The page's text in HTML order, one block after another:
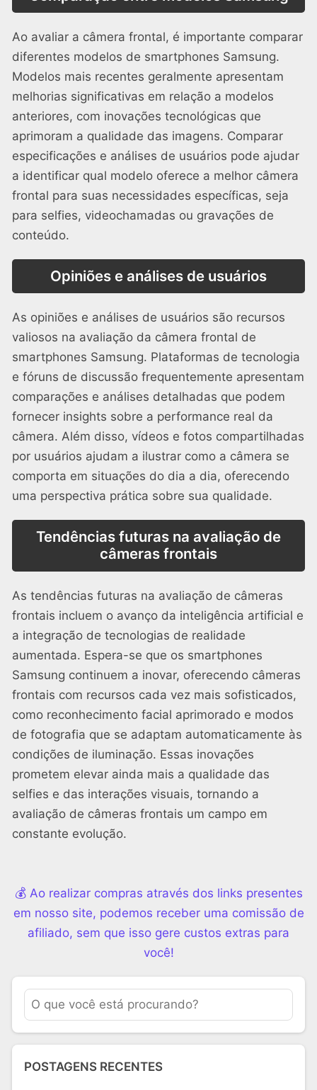
Ao avaliar a câmera frontal, é importante comparar
diferentes modelos de smartphones Samsung.
Modelos mais recentes geralmente apresentam
melhorias significativas em relação a modelos
anteriores, com inovações tecnológicas que
aprimoram a qualidade das imagens. Comparar
especificações e análises de usuários pode ajudar
a identificar qual modelo oferece a melhor câmera
frontal para suas necessidades específicas, seja
para selfies, videochamadas ou gravações de
conteúdo.
Opiniões e análises de usuários
As opiniões e análises de usuários são recursos
valiosos na avaliação da câmera frontal de
smartphones Samsung. Plataformas de tecnologia
e fóruns de discussão frequentemente apresentam
comparações e análises detalhadas que podem
fornecer insights sobre a performance real da
câmera. Além disso, vídeos e fotos compartilhadas
por usuários ajudam a ilustrar como a câmera se
comporta em situações do dia a dia, oferecendo
uma perspectiva prática sobre sua qualidade.
Tendências futuras na avaliação de
câmeras frontais
As tendências futuras na avaliação de câmeras
frontais incluem o avanço da inteligência artificial e
a integração de tecnologias de realidade
aumentada. Espera-se que os smartphones
Samsung continuem a inovar, oferecendo câmeras
frontais com recursos cada vez mais sofisticados,
como reconhecimento facial aprimorado e modos
de fotografia que se adaptam automaticamente às
condições de iluminação. Essas inovações
prometem elevar ainda mais a qualidade das
selfies e das interações visuais, tornando a
avaliação de câmeras frontais um campo em
constante evolução.
💰 Ao realizar compras através dos links presentes
em nosso site, podemos receber uma comissão de
afiliado, sem que isso gere custos extras para
você!
POSTAGENS RECENTES